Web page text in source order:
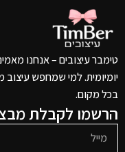
טימבר עיצובים – אנחנו
יומיומית. למי שמחפש עיצוב
בכל מקום.
הרשמו לקבלת